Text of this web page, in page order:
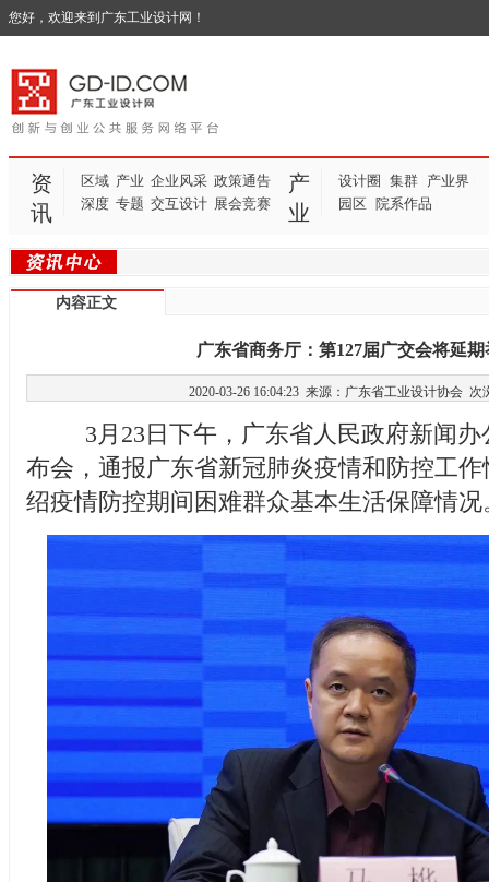
您好，欢迎来到广东工业设计网！
资
讯
区域 产业 企业风采 政策通告
深度 专题 交互设计 展会竞赛
产
业
设计圈 集群| 产业界
园区 院系作品
内容正文
广东省商务厅：第127届广交会将延期
2020-03-26 16:04:23 来源：广东省工业设计协会 次
3月23日下午，广东省人民政府新闻办
布会，通报广东省新冠肺炎疫情和防控工
绍疫情防控期间困难群众基本生活保障情况